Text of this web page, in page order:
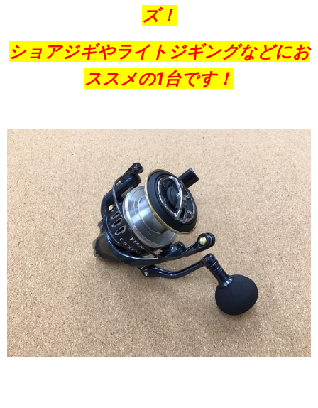
ズ！
ショアジギやライトジギングなどにお
ススメの1台です！